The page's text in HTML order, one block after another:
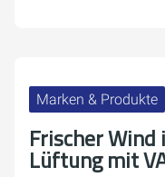
Marken & Produkte
Frischer
Lüftung mit